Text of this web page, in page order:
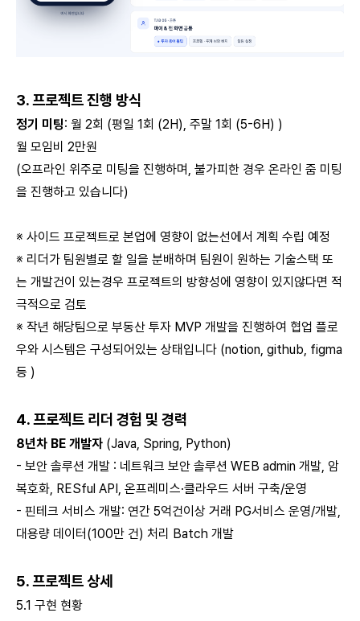
3. 프로젝트 진행 방식
정기 미팅: 월 2회 (평일 1회 (2H), 주말 1회 (5-6H) )
월 모임비 2만원
(오프라인 위주로 미팅을 진행하며, 불가피한 경우 온라인 줌 미팅
을 진행하고 있습니다)
※ 사이드 프로젝트로 본업에 영향이 없는선에서 계획 수립 예정
※ 리더가 팀원별로 할 일을 분배하며 팀원이 원하는 기술스택 또
는 개발건이 있는경우 프로젝트의 방향성에 영향이 있지않다면 적
극적으로 검토
※ 작년 해당팀으로 부동산 투자 MVP 개발을 진행하여 협업 플로
우와 시스템은 구성되어있는 상태입니다 (notion, github, figma
등 )
4. 프로젝트 리더 경험 및 경력
8년차 BE 개발자 (Java, Spring, Python)
- 보안 솔루션 개발 : 네트워크 보안 솔루션 WEB admin 개발, 암
복호화, RESful API, 온프레미스·클라우드 서버 구축/운영
- 핀테크 서비스 개발: 연간 5억건이상 거래 PG서비스 운영/개발,
대용량 데이터(100만 건) 처리 Batch 개발
5. 프로젝트 상세
5.1 구현 현황